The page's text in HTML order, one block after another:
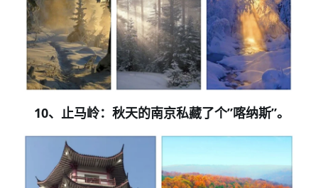
10、止马岭：秋天的南京私藏了个”喀纳斯”。